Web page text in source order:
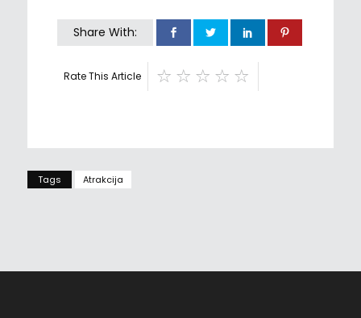
Share With:
Rate This Article
Tags Atrakcija